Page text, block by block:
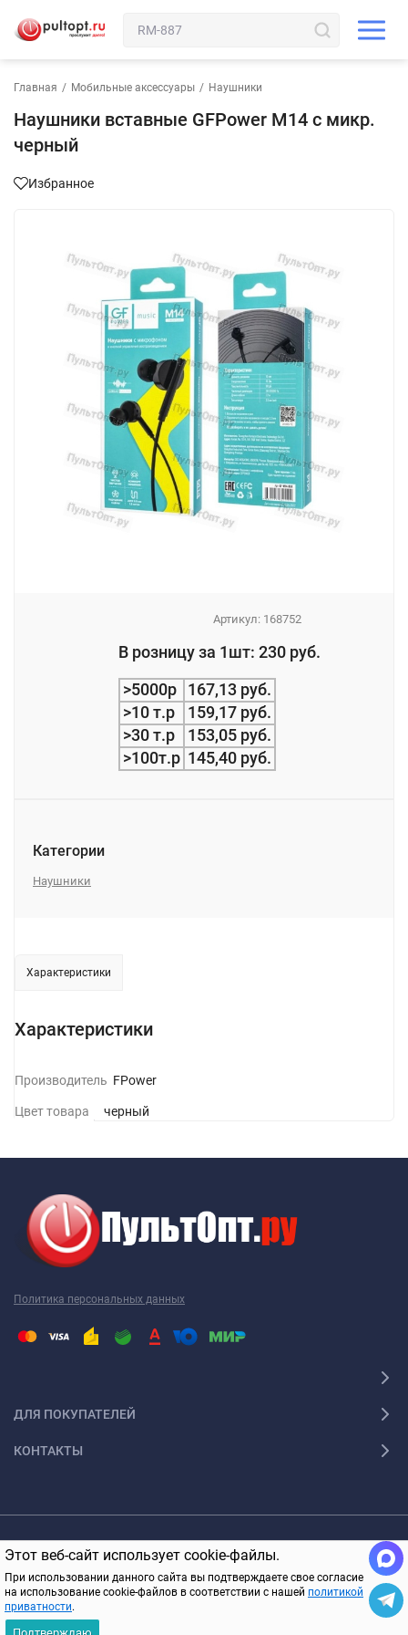
Этот веб-сайт использует cookie-файлы.
При использовании данного сайта вы подтверждаете свое согласие
на использование cookie-файлов в соответствии с нашей политикой
приватности.
Главная / Мобильные аксессуары / Наушники
Наушники вставные GFPower M14 с микр.
черный
Избранное
Артикул: 168752
В розницу за 1шт: 230 руб.
>5000р
167,13 руб.
>10 т.р
159,17 руб.
>30 т.р
153,05 руб.
>100т.р 145,40 руб.
В КОРЗИНУ
Категории
Наушники
Характеристики
Характеристики
ПроизводительGFPower
Цвет товара черный
Политика персональных данных
ДЛЯ ПОКУПАТЕЛЕЙ
КОНТАКТЫ
© 2005-2026 ПультОпт.ру Все права защищены